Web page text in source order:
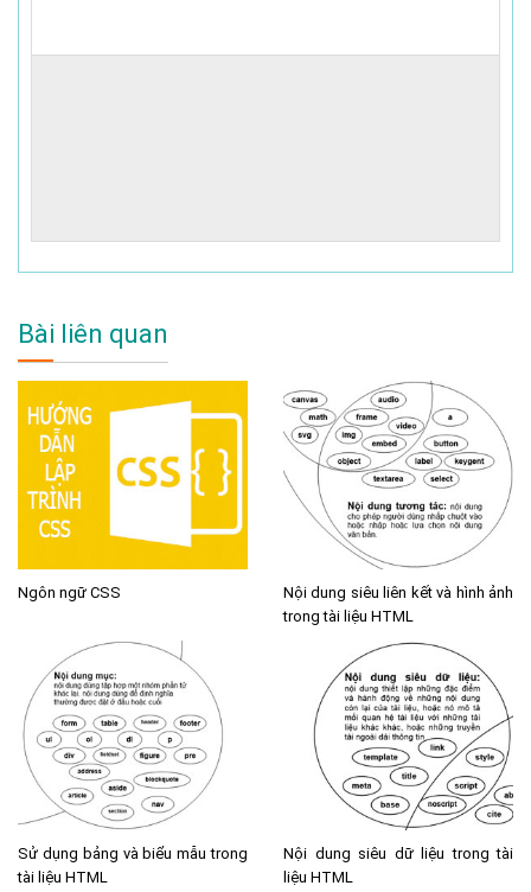
Bài liên quan
Ngôn ngữ CSS
Nội dung siêu liên kết và hình ảnh
trong tài liệu HTML
Sử dụng bảng và biểu mẫu trong
tài liệu HTML
Nội dung siêu dữ liệu trong tài
liệu HTML